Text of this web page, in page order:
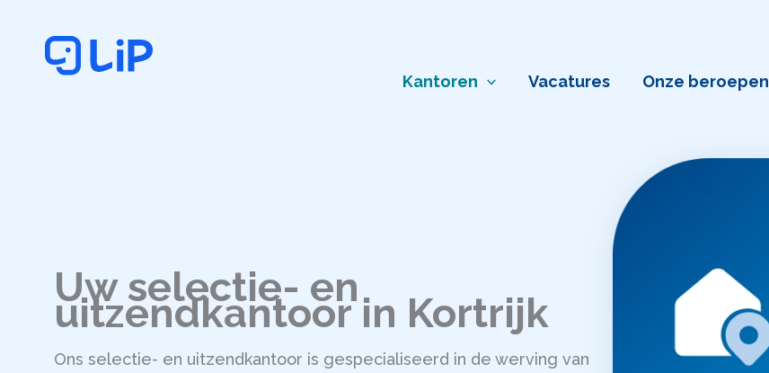
Kantoren Vacatures Onze beroepen
Uw selectie- en
uitzendkantoor in Kortrijk
Ons selectie- en uitzendkantoor is gespecialiseerd in de werving van